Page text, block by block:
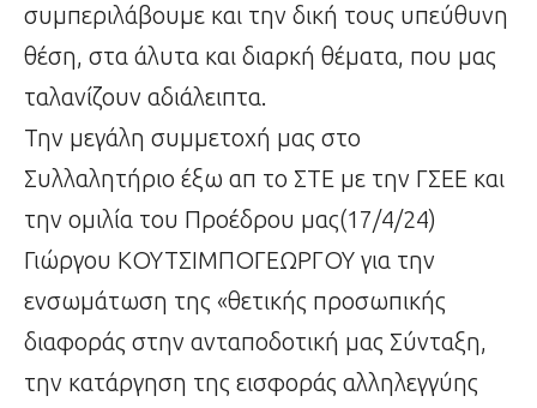
συμπεριλάβουμε και την δική τους υπεύθυνη
θέση, στα άλυτα και διαρκή θέματα, που μας
ταλανίζουν αδιάλειπτα.
Την μεγάλη συμμετοχή μας στο
Συλλαλητήριο έξω απ το ΣΤΕ με την ΓΣΕΕ και
την ομιλία του Προέδρου μας(17/4/24)
Γιώργου ΚΟΥΤΣΙΜΠΟΓΕΩΡΓΟΥ για την
ενσωμάτωση της «θετικής προσωπικής
διαφοράς στην ανταποδοτική μας Σύνταξη,
την κατάργηση της εισφοράς αλληλεγγύης